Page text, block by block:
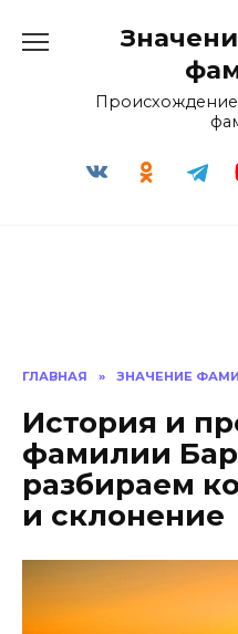
ГЛАВНАЯ » ЗНАЧЕНИЕ
История и
фамилии
разбираем
и склонение